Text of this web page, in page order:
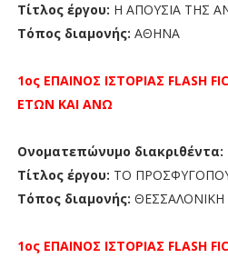
Τίτλος έργου: Η ΑΠΟΥΣΙΑ ΤΗΣ
Τόπος διαμονής: ΑΘΗΝΑ
1ος ΕΠΑΙΝΟΣ ΙΣΤΟΡΙΑΣ FLASH
ΕΤΩΝ ΚΑΙ ΑΝΩ
Ονοματεπώνυμο διακριθέντα:
Τίτλος έργου: ΤΟ
Τόπος διαμονής: ΘΕΣΣΑΛΟΝΙΚΗ
1ος ΕΠΑΙΝΟΣ ΙΣΤΟΡΙΑΣ FLASH